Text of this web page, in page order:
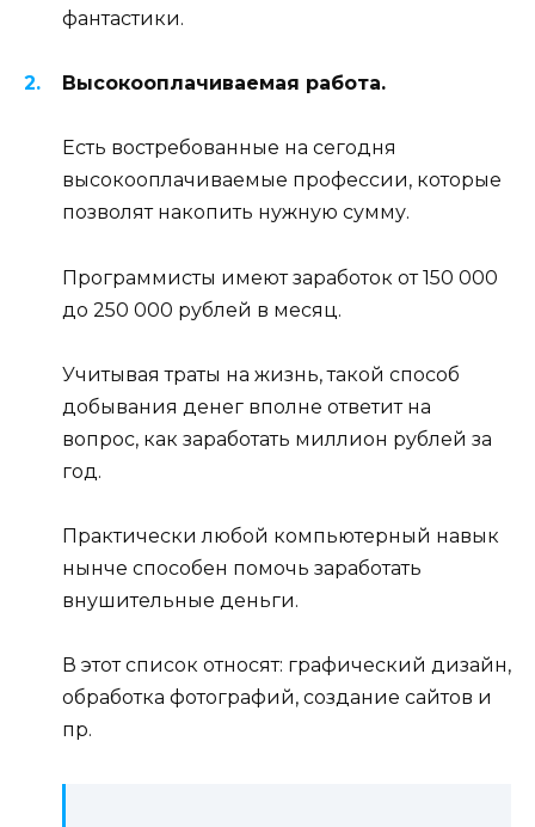
фантастики.
Высокооплачиваемая работа.
Есть востребованные на сегодня
высокооплачиваемые профессии, которые
позволят накопить нужную сумму.
Программисты имеют заработок от 150 000
до 250 000 рублей в месяц.
Учитывая траты на жизнь, такой способ
добывания денег вполне ответит на
вопрос, как заработать миллион рублей за
год.
Практически любой компьютерный навык
нынче способен помочь заработать
внушительные деньги.
В этот список относят: графический дизайн,
обработка фотографий, создание сайтов и
пр.